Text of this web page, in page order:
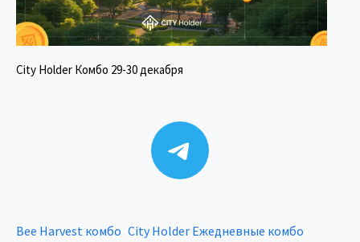
City Holder Комбо 29-30 декабря
Telegram
Bee Harvest комбо City Holder Ежедневные комбо